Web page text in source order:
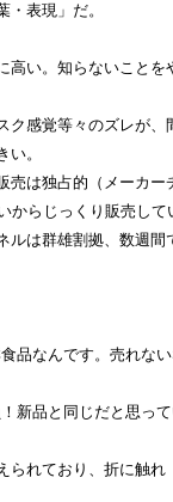
表現」だ。
い。知らないことを
感覚等々のズレが、
。
売は独占的（メーカ
らじっくり販売して
は群雄割拠、数週間
品なんです。売れな
新品と同じだと思っ
られており、折に触